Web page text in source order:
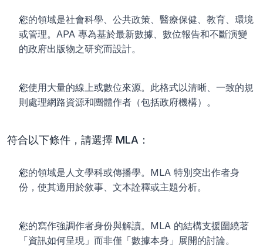
您的領域是社會科學、公共政策、醫療保健、教育、環境
或管理。APA 專為基於最新數據、數位報告和不斷演變
的政府出版物之研究而設計。
您使用大量的線上或數位來源。此格式以清晰、一致的規
則處理網路資源和團體作者（包括政府機構）。
符合以下條件，請選擇 MLA：
您的領域是人文學科或傳播學。MLA 特別突出作者身
份，使其適用於敘事、文本詮釋或主題分析。
您的寫作強調作者身份與解讀。MLA 的結構支援圍繞著
「資訊如何呈現」而非僅「數據本身」展開的討論。